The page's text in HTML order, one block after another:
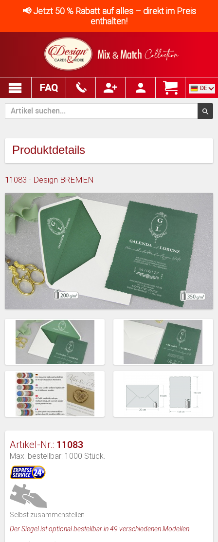
📢 Jetzt 50 % Rabatt auf alles – direkt im Preis
enthalten!
FAQ DE
Produktdetails
11083 - Design BREMEN
Artikel-Nr.: 11083
Max. bestellbar: 1000 Stück.
Selbst zusammenstellen
Der Siegel ist optional bestellbar in 49 verschiedenen Modellen